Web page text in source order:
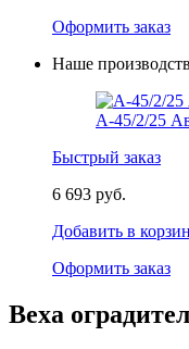
Оформить заказ
Наше
А-45/2/25
Быстрый заказ
6 693 руб.
Добавить в
Оформить заказ
Веха